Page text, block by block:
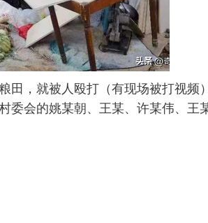
，就被人殴打（有现场被打视频
会的姚某朝、王某、许某伟、王